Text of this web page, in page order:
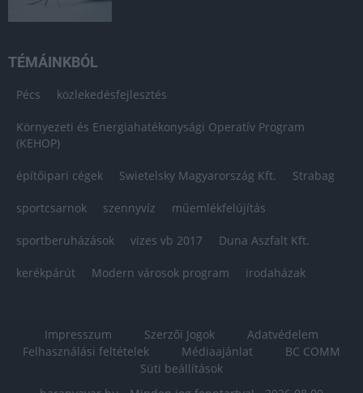
TÉMÁINKBÓL
Pécs közlekedésfejlesztés
Környezeti és Energiahatékonysági Operatív Program
(KEHOP)
építőipari cégek Swietelsky Magyarország Kft. Strabag
sportcsarnok szennyvíz műemlékfelújítás
sportberuházások vizes vb 2017 Duna Aszfalt Kft.
kerékpárút Modern városok program irodaházak
Impresszum Szerzői Jogok
Adatvédelem
Felhasználási feltételek
Médiaajánlat
BC COMM
Süti beállítások